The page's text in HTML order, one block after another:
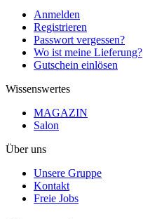
Anmelden
Registrieren
Passwort vergessen?
Wo ist meine Lieferung?
Gutschein einlösen
Wissenswertes
MAGAZIN
Salon
Über uns
Unsere Gruppe
Kontakt
Freie Jobs